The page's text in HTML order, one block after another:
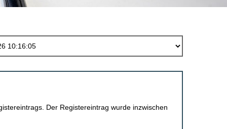
Der Registereintrag wurde inzwischen